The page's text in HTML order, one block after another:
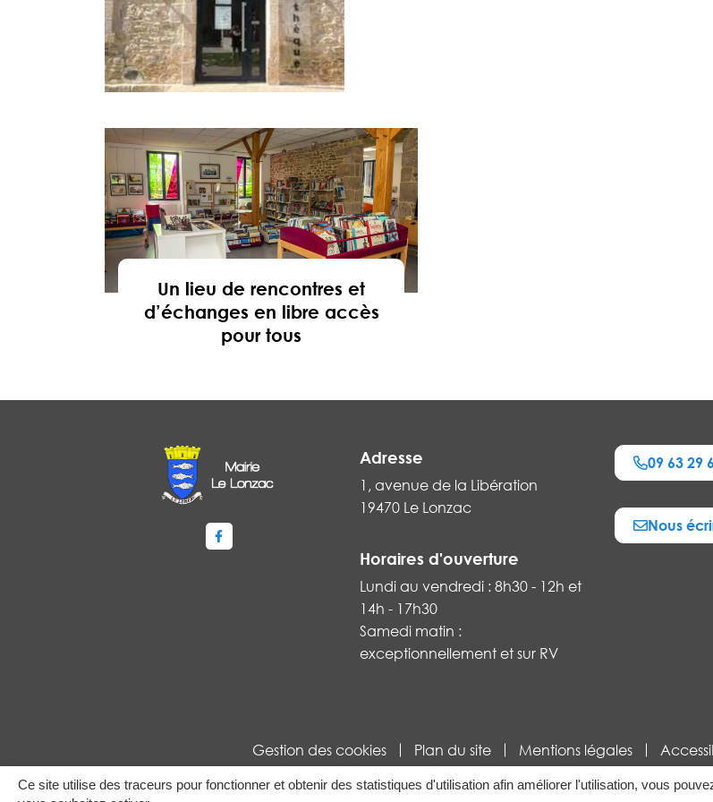
Ce site utilise des traceurs pour fonctionner et obtenir des statistiques d'utilisation afin améliorer l'utilisation, vous
Un lieu de rencontres et
d’échanges en libre accès
pour tous
Lien vers le compte Facebook
Adresse
1, avenue de la Libération
19470 Le Lonzac
Horaires d'ouverture
Lundi au vendredi : 8h30 - 12h et
14h - 17h30
Samedi matin :
exceptionnellement et sur RV
09 63 29
Nous
Gestion des cookies Plan du site Mentions légales